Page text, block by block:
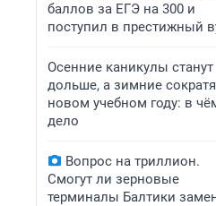
баллов за ЕГЭ на 300 и
поступил в престижный
Осенние каникулы станут
дольше, а зимние
новом учебном году: в
дело
Вопрос на триллион.
Смогут ли зерновые
терминалы Балтики